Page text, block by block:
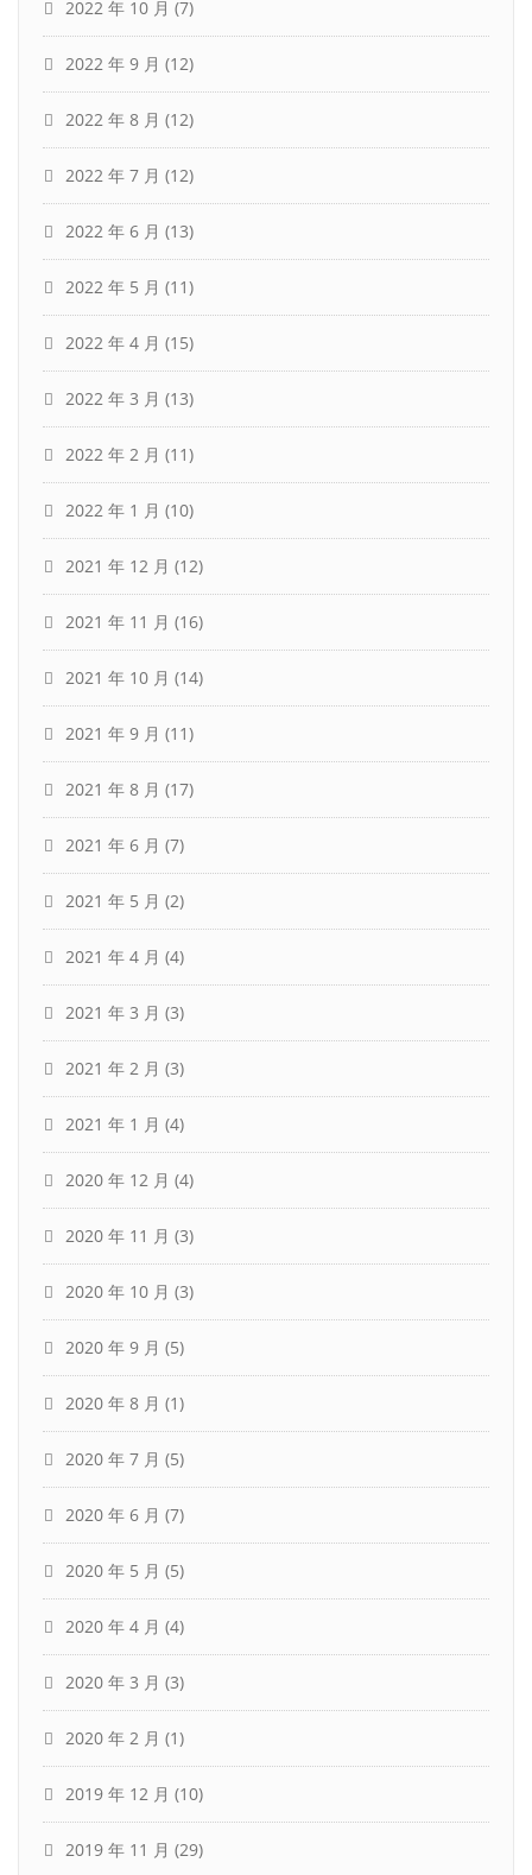
2022 年 10 月 (7)
2022 年 9 月 (12)
2022 年 8 月 (12)
2022 年 7 月 (12)
2022 年 6 月 (13)
2022 年 5 月 (11)
2022 年 4 月 (15)
2022 年 3 月 (13)
2022 年 2 月 (11)
2022 年 1 月 (10)
2021 年 12 月 (12)
2021 年 11 月 (16)
2021 年 10 月 (14)
2021 年 9 月 (11)
2021 年 8 月 (17)
2021 年 6 月 (7)
2021 年 5 月 (2)
2021 年 4 月 (4)
2021 年 3 月 (3)
2021 年 2 月 (3)
2021 年 1 月 (4)
2020 年 12 月 (4)
2020 年 11 月 (3)
2020 年 10 月 (3)
2020 年 9 月 (5)
2020 年 8 月 (1)
2020 年 7 月 (5)
2020 年 6 月 (7)
2020 年 5 月 (5)
2020 年 4 月 (4)
2020 年 3 月 (3)
2020 年 2 月 (1)
2019 年 12 月 (10)
2019 年 11 月 (29)